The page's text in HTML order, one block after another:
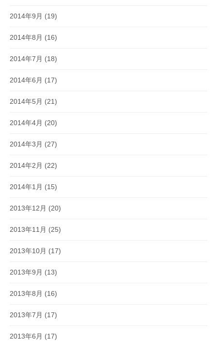
2014年9月 (19)
2014年8月 (16)
2014年7月 (18)
2014年6月 (17)
2014年5月 (21)
2014年4月 (20)
2014年3月 (27)
2014年2月 (22)
2014年1月 (15)
2013年12月 (20)
2013年11月 (25)
2013年10月 (17)
2013年9月 (13)
2013年8月 (16)
2013年7月 (17)
2013年6月 (17)